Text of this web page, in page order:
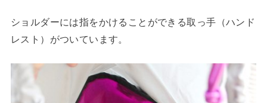
ショルダーには指をかけることができる取っ手（ハンド
レスト）がついています。